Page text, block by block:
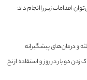
اقدامات زیر را انجام داد:
و درمان‌های پیشگیرانه
دو بار در روز و استفاده از نخ